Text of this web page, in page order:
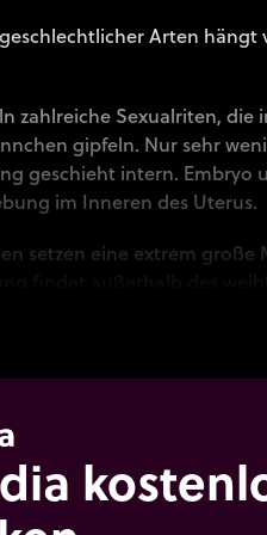
Arten hängt
zahlreiche Sexualriten, die
gipfeln. Nur sehr
geschieht intern. Embryo
im Inneren des Uterus.
setzen eine extrem große